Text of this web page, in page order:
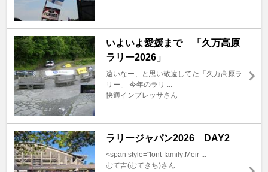
いよいよ愛媛まで 「久万高原
ラリー2026」
遠いなー、と思い敬遠してた「久万高原ラ
リー」 今年のラリ ...
快適インプレッサさん
ラリージャパン2026 DAY2
<span style="font-family:Meir ...
むて吉(むてきち)さん